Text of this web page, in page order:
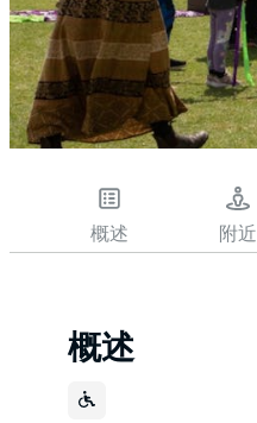
概述 附近
概述